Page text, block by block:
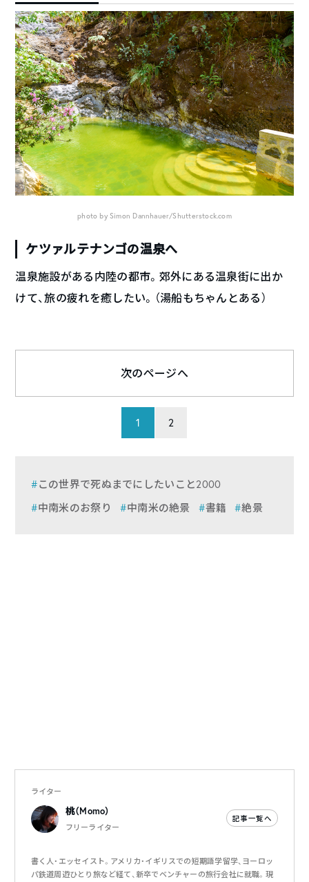
photo by Simon Dannhauer/Shutterstock.com
ケツァルテナンゴの温泉へ
温泉施設がある内陸の都市。郊外にある温泉街に出か
けて、旅の疲れを癒したい。（湯船もちゃんとある）
1 2
次のページへ
この世界で死ぬまでにしたいこと2000
中南米のお祭り
中南米の絶景 書籍 絶景
ライター
桃（Momo）
フリーライター
記事一覧へ
書く人・エッセイスト。アメリカ・イギリスでの短期語学留学、ヨーロッ
パ鉄道周遊ひとり旅など経て、新卒でベンチャーの旅行会社に就職。現